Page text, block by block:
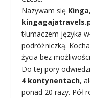
Nazywam się Kinga
tłumaczem języka
podróżniczką.
życia bez
Do tej pory
4 kontynentach,
ponad 20 razy. Pół